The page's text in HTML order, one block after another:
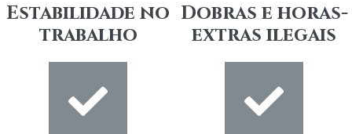
Estabilidade no
trabalho
Dobras e horas-
extras ilegais